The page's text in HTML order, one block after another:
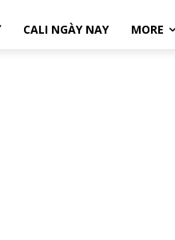
CALI NGÀY NAY MORE